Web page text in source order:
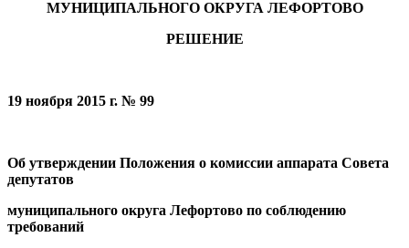
МУНИЦИПАЛЬНОГО ОКРУГА ЛЕФОРТОВО
РЕШЕНИЕ
19 ноября 2015 г. № 99
Об утверждении Положения о комиссии аппарата Совета
депутатов
муниципального округа Лефортово по соблюдению
требований